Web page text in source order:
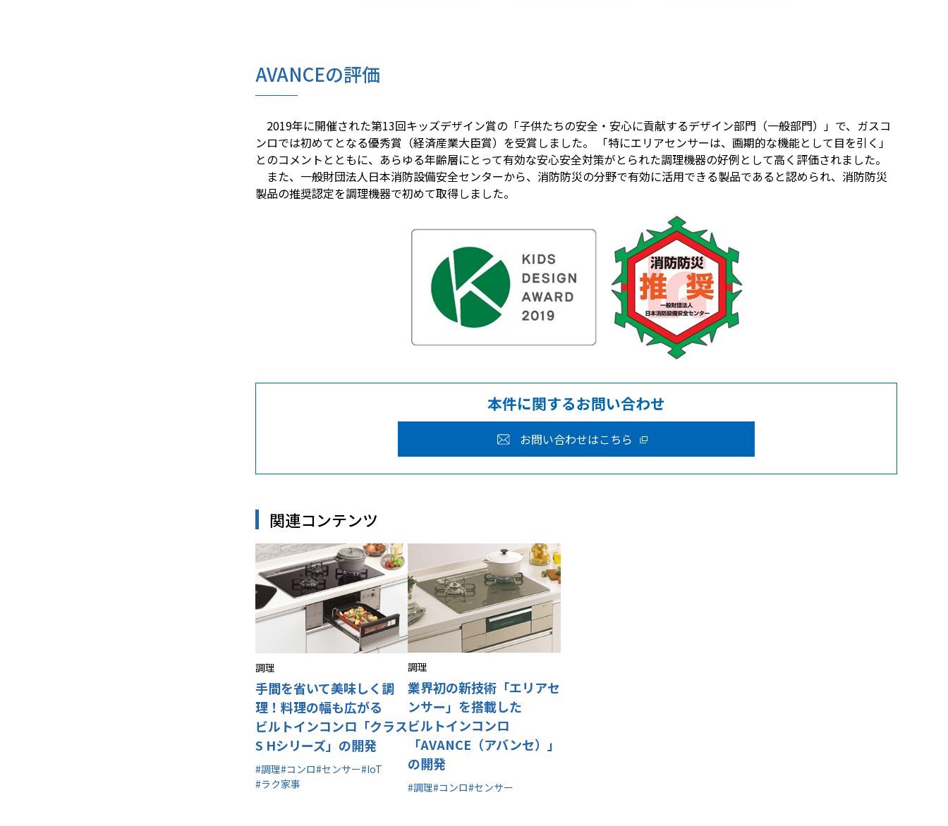
AVANCEの評価
2019年に開催された第13回キッズデザイン賞の「子供たちの安全・安心に貢献するデザイン部門（一般部門）」で、ガスコ
ンロでは初めてとなる優秀賞（経済産業大臣賞）を受賞しました。 「特にエリアセンサーは、画期的な機能として目を引く」
とのコメントとともに、あらゆる年齢層にとって有効な安心安全対策がとられた調理機器の好例として高く評価されました。
また、一般財団法人日本消防設備安全センターから、消防防災の分野で有効に活用できる製品であると認められ、消防防災
製品の推奨認定を調理機器で初めて取得しました。
本件に関するお問い合わせ
お問い合わせはこちら
関連コンテンツ
調理
手間を省いて美味しく調
理！料理の幅も広がる
ビルトインコンロ「クラス
S Hシリーズ」の開発
#調理#コンロ#センサー#IoT
#ラク家事
調理
業界初の新技術「エリアセ
ンサー」を搭載した
ビルトインコンロ
「AVANCE（アバンセ）」
の開発
#調理#コンロ#センサー